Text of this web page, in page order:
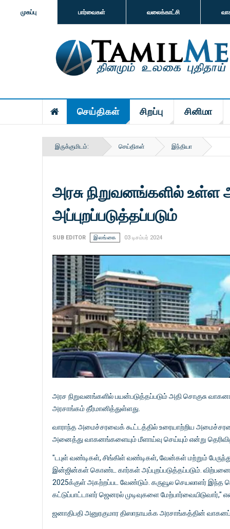
முகப்பு பார்வைகள் வலைக்காட்சி
செய்திகள் சிறப்பு சினிமா
இருக்குமிடம்: செய்திகள் இந்தியா
அரசு நிறுவனங்களில்
அப்புறப்படுத்தப்படும்
SUB EDITOR இலங்கை 03 டிசம்பர் 2024
அரச நிறுவனங்களில் பயன்படுத்தப்படும் அதி சொகுசு
அரசாங்கம் தீர்மானித்துள்ளது.
வாராந்த அமைச்சரவைக் கூட்டத்தில் உரையாற்றிய
அனைத்து வாகனங்களையும் மீளாய்வு செய்யும் என்று
"டபுள் வண்டிகள், சிங்கிள் வண்டிகள், வேன்கள் மற்றும்
இன்ஜின்கள் கொண்ட கார்கள் அப்புறப்படுத்தப்படும்.
2025க்குள் அகற்றப்பட வேண்டும். கருவூல செயலாளர் இந்த
கட்டுப்பாட்டாளர் ஜெனரல் முடிவுகளை மேற்பார்வையிடுவார்,"
ஜனாதிபதி அனுரகுமார திஸாநாயக்க அரசாங்கத்தின்